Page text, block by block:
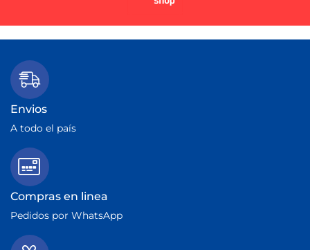
Envios
A todo el país
Compras en linea
Pedidos por WhatsApp